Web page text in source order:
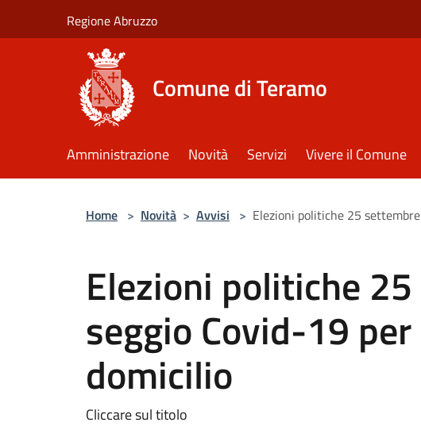
Regione Abruzzo
Comune di Teramo
Amministrazione Novità Servizi Vivere il Comune
Home > Novità > Avvisi > Elezioni politiche 25
Elezioni politiche
seggio Covid-19
domicilio
Cliccare sul titolo